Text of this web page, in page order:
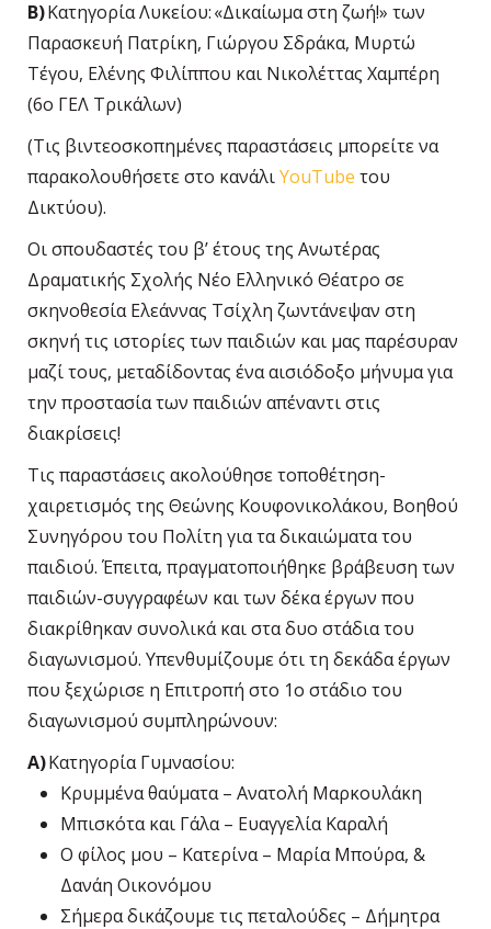
Β)Κατηγορία Λυκείου:«Δικαίωμα στη ζωή!» των
Παρασκευή Πατρίκη, Γιώργου Σδράκα, Μυρτώ
Τέγου, Ελένης Φιλίππου και Νικολέττας Χαμπέρη
(6ο ΓΕΛ Τρικάλων)
(Τις βιντεοσκοπημένες παραστάσεις μπορείτε να
παρακολουθήσετε στο κανάλιYouTube του
Δικτύου).
Οι σπουδαστές του β’ έτους της Ανωτέρας
Δραματικής Σχολής Νέο Ελληνικό Θέατρο σε
σκηνοθεσία Ελεάννας Τσίχλη ζωντάνεψαν στη
σκηνή τις ιστορίες των παιδιών και μας παρέσυραν
μαζί τους, μεταδίδοντας ένα αισιόδοξο μήνυμα για
την προστασία των παιδιών απέναντι στις
διακρίσεις!
Τις παραστάσεις ακολούθησε τοποθέτηση-
χαιρετισμός της Θεώνης Κουφονικολάκου, Βοηθού
Συνηγόρου του Πολίτη για τα δικαιώματα του
παιδιού. Έπειτα, πραγματοποιήθηκε βράβευση των
παιδιών-συγγραφέων και των δέκα έργων που
διακρίθηκαν συνολικά και στα δυο στάδια του
διαγωνισμού. Υπενθυμίζουμε ότι τη δεκάδα έργων
που ξεχώρισε η Επιτροπή στο 1ο στάδιο του
διαγωνισμού συμπληρώνουν:
Α)Κατηγορία Γυμνασίου:
Κρυμμένα θαύματα – Ανατολή Μαρκουλάκη
Μπισκότα και Γάλα – Ευαγγελία Καραλή
Ο φίλος μου – Κατερίνα – Μαρία Μπούρα, &
Δανάη Οικονόμου
Σήμερα δικάζουμε τις πεταλούδες – Δήμητρα